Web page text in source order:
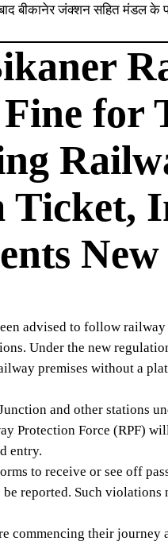
बीकानेर जंक्शन सहित मंडल के
for
New
advised to follow
Under the new
premises without a
and other stations
Protection Force (RPF)
entry.
to receive or see off
reported. Such violations
commencing their